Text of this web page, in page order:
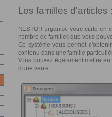
Les familles d'articles
NESTOR organise votre carte en
nombre de familles que vous
Ce système vous permet
contenu dans une famille
Vous pouvez également mettre
d'une vente.